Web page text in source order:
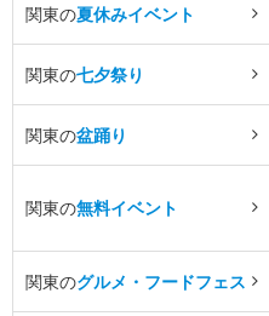
関東の夏休みイベント
関東の七夕祭り
関東の盆踊り
関東の無料イベント
関東のグルメ・フードフェス